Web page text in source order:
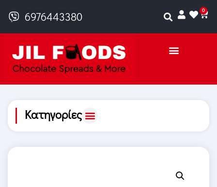
6976443380 0
Κατηγορίες